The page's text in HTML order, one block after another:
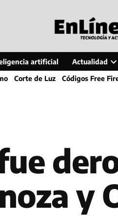
artificial Actualidad
Corte de Luz Códigos Free
y